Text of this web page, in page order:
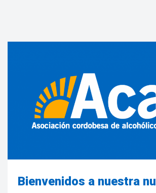
Bienvenidos a nuestra